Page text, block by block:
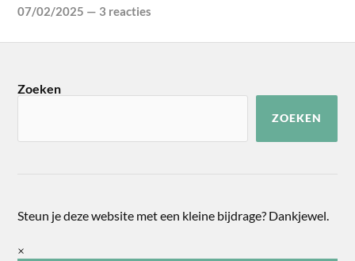
07/02/2025 — 3 reacties
Zoeken
ZOEKEN
Steun je deze website met een kleine bijdrage? Dankjewel.